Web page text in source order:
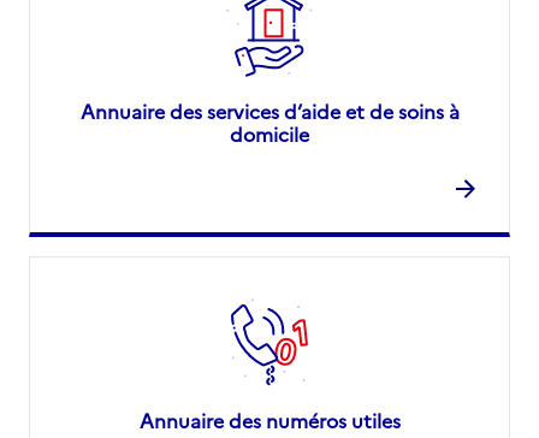
Annuaire des services d’aide et de soins à
domicile
Annuaire des numéros utiles